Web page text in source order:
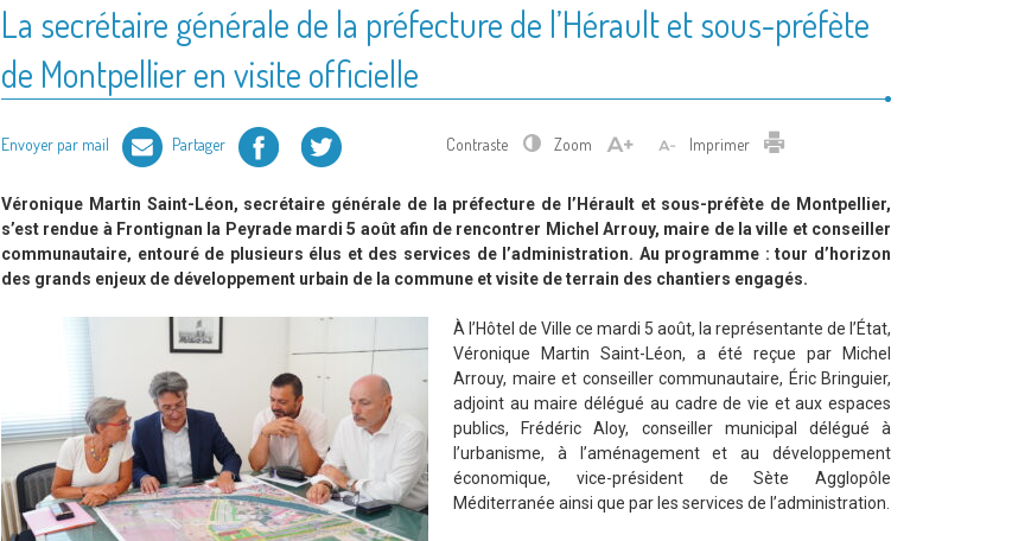
La secrétaire générale de la préfecture de l’Hérault et sous-préfète
de Montpellier en visite officielle
Envoyer par mail Partager Facebook Twitter Contraste Zoom Imprimer Imprimer
Véronique Martin Saint-Léon, secrétaire générale de la préfecture de l’Hérault et sous-préfète de Montpellier,
s’est rendue à Frontignan la Peyrade mardi 5 août afin de rencontrer Michel Arrouy, maire de la ville et conseiller
communautaire, entouré de plusieurs élus et des services de l’administration. Au programme : tour d’horizon
des grands enjeux de développement urbain de la commune et visite de terrain des chantiers engagés.
À l’Hôtel de Ville ce mardi 5 août, la représentante de l’État,
Véronique Martin Saint-Léon, a été reçue par Michel
Arrouy, maire et conseiller communautaire, Éric Bringuier,
adjoint au maire délégué au cadre de vie et aux espaces
publics, Frédéric Aloy, conseiller municipal délégué à
l’urbanisme, à l’aménagement et au développement
économique, vice-président de Sète Agglopôle
Méditerranée ainsi que par les services de l’administration.